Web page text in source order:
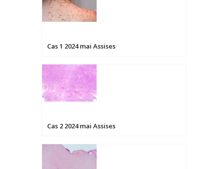
Cas 1 2024 mai Assises
Cas 2 2024 mai Assises